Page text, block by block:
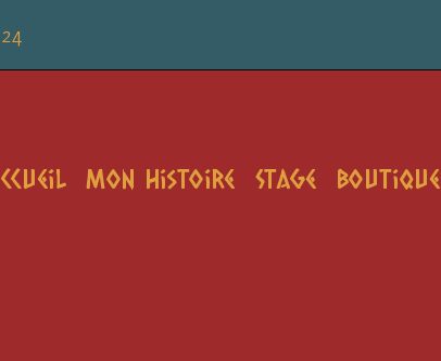
Mon Histoire Stage Boutique